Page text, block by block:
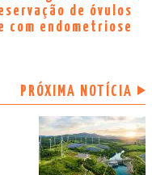
de óvulos
com endometriose
PRÓXIMA NOTÍCIA